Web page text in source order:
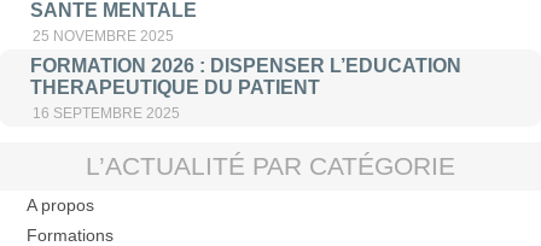
SANTE MENTALE
25 NOVEMBRE 2025
FORMATION 2026 : DISPENSER L’EDUCATION
THERAPEUTIQUE DU PATIENT
16 SEPTEMBRE 2025
L’ACTUALITÉ PAR CATÉGORIE
A propos
Formations